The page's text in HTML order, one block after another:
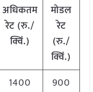
अधिकतम
रेट (रु./
क्विं.)
मोडल
रेट
(रु./
क्विं.)
1400
900